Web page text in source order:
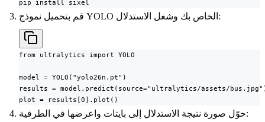
pip install sixel
قم بتحميل نموذج YOLO الخاص بك وشغل الاستدلال:
from ultralytics import YOLO
model = YOLO("yolo26n.pt")
results = model.predict(source="ultralytics/assets/
plot = results[0].plot()
حوّل صورة نتيجة الاستدلال إلى بايتات واعرضها في الطرفية: